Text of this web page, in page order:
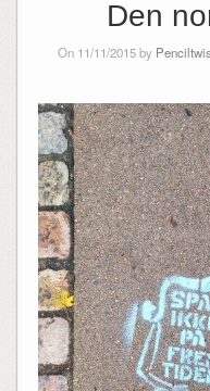
Den
On 11/11/2015 by